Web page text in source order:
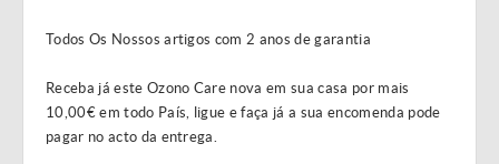
Todos Os Nossos artigos com 2 anos de garantia
Receba já este Ozono Care nova em sua casa por mais
10,00€ em todo País, ligue e faça já a sua encomenda pode
pagar no acto da entrega.